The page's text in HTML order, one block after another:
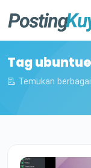
Tag
Temukan